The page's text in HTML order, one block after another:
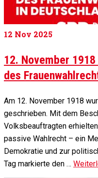
12 Nov 2025
12. November
des
Am 12. November 1918
geschrieben. Mit dem
Volksbeauftragten
passive Wahlrecht – ein
Demokratie und zur
Tag markierte den …